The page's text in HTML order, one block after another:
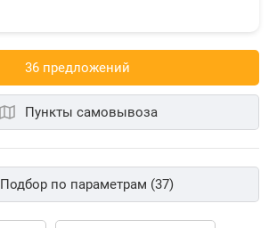
36 предложений
Пункты самовывоза
Подбор по параметрам (37)